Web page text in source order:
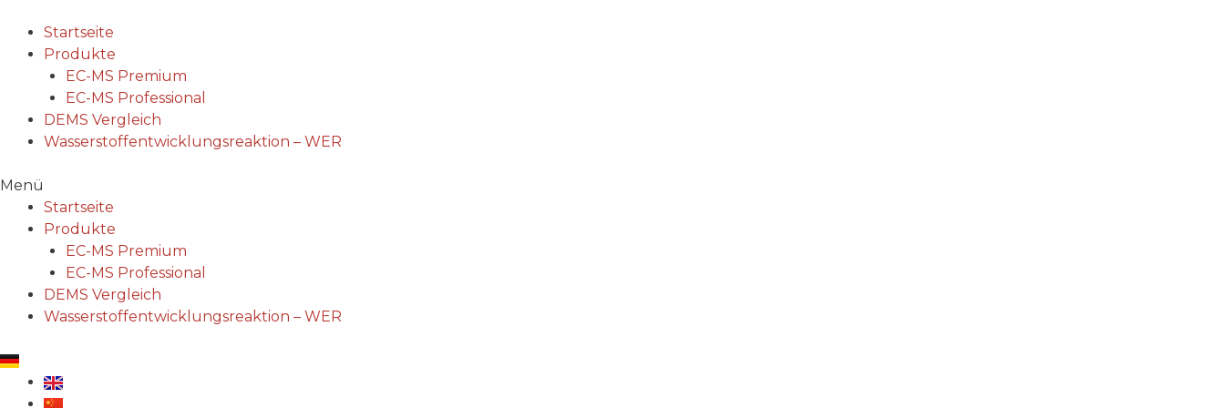
Inhalt
springen
Startseite
Produkte
EC-MS Premium
EC-MS Professional
DEMS Vergleich
Wasserstoffentwicklungsreaktion – WER
Menü
Startseite
Produkte
EC-MS Premium
EC-MS Professional
DEMS Vergleich
Wasserstoffentwicklungsreaktion – WER